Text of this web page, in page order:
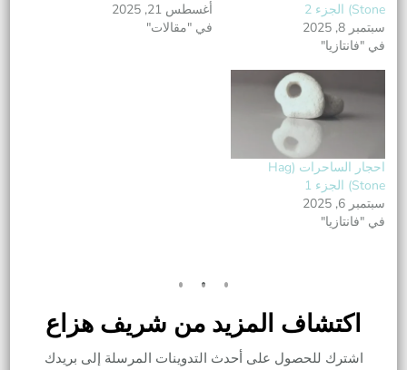
Stone) الجزء 2
سبتمبر 8, 2025
في "فانتازيا"
أغسطس 21, 2025
في "مقالات"
احجار الساحرات (Hag
Stone) الجزء 1
سبتمبر 6, 2025
في "فانتازيا"
اكتشاف المزيد من شريف هزاع
اشترك للحصول على أحدث التدوينات المرسلة إلى بريدك